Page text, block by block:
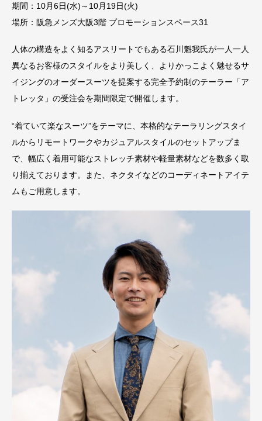
期間：10月6日(水)～10月19日(火)
場所：阪急メンズ大阪3階 プロモーションスペース31
人体の構造をよく知るアスリートでもある石川魁我氏が一人一人
異なるお客様のスタイルをより美しく、よりかっこよく魅せるサ
イジングのオーダースーツを提案する完全予約制のテーラー「ア
トレッタ」の受注会を期間限定で開催します。
“着ていて楽なスーツ”をテーマに、本格的なテーラリングスタイ
ルからリモートワークやカジュアルスタイルのセットアップま
で、幅広く着用可能なストレッチ素材や軽量素材などを数多く取
り揃えております。また、ネクタイなどのコーディネートアイテ
ムもご用意します。